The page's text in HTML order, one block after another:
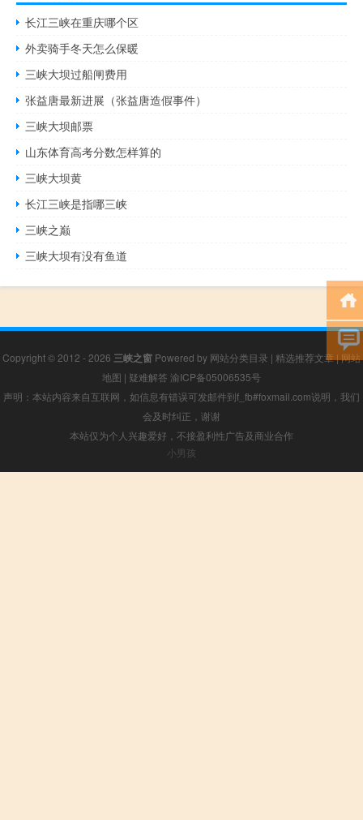
长江三峡在重庆哪个区
外卖骑手冬天怎么保暖
三峡大坝过船闸费用
张益唐最新进展（张益唐造假事件）
三峡大坝邮票
山东体育高考分数怎样算的
三峡大坝黄
长江三峡是指哪三峡
三峡之巅
三峡大坝有没有鱼道
Copyright © 2012 - 2026 三峡之窗 Powered by 网站分类目录 | 精选推荐文章|网站
地图 | 疑难解答 渝ICP备05006535号
声明：本站内容来自互联网，如信息有错误可发邮件到f_fb#foxmail.com说明，我们
会及时纠正，谢谢
本站仅为个人兴趣爱好，不接盈利性广告及商业合作
小男孩